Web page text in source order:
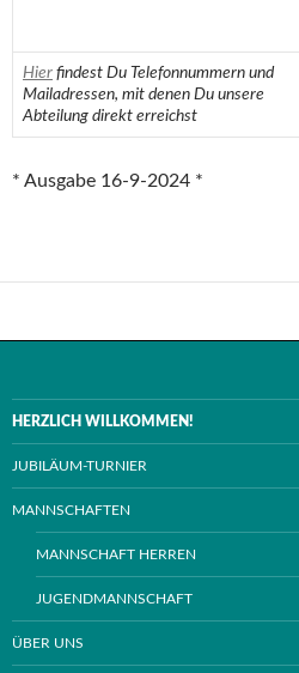
Hier findest Du Telefonnummern und
Mailadressen, mit denen Du unsere
Abteilung direkt erreichst
* Ausgabe 16-9-2024 *
HERZLICH WILLKOMMEN!
JUBILÄUM-TURNIER
MANNSCHAFTEN
MANNSCHAFT HERREN
JUGENDMANNSCHAFT
ÜBER UNS